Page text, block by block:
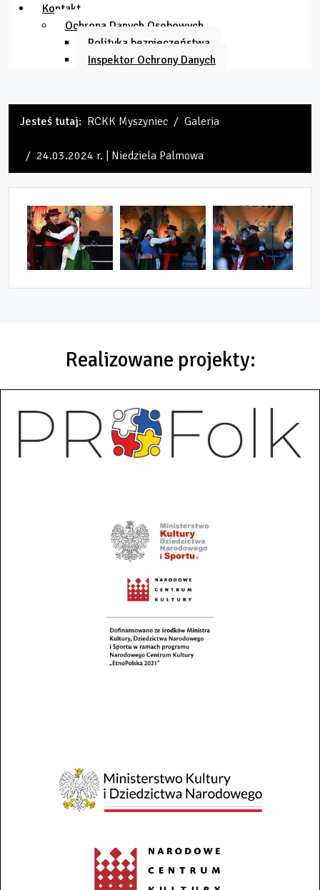
Kontakt
Ochrona Danych Osobowych
Polityka bezpieczeństwa
Inspektor Ochrony Danych
Jesteś tutaj: RCKK Myszyniec Galeria
24.03.2024 r. | Niedziela Palmowa
Realizowane projekty: